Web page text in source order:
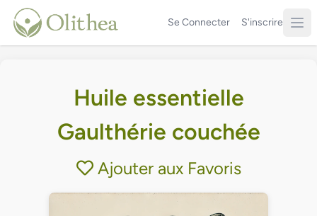
Se Connecter S'inscrire
Huile essentielle
Gaulthérie couchée
Ajouter aux Favoris